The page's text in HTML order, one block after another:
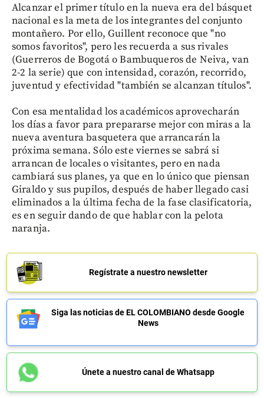
Alcanzar el primer título en la nueva era del básquet
nacional es la meta de los integrantes del conjunto
montañero. Por ello, Guillent reconoce que "no
somos favoritos", pero les recuerda a sus rivales
(Guerreros de Bogotá o Bambuqueros de Neiva, van
2-2 la serie) que con intensidad, corazón, recorrido,
juventud y efectividad "también se alcanzan títulos".
Con esa mentalidad los académicos aprovecharán
los días a favor para prepararse mejor con miras a la
nueva aventura basquetera que arrancarán la
próxima semana. Sólo este viernes se sabrá si
arrancan de locales o visitantes, pero en nada
cambiará sus planes, ya que en lo único que piensan
Giraldo y sus pupilos, después de haber llegado casi
eliminados a la última fecha de la fase clasificatoria,
es en seguir dando de que hablar con la pelota
naranja.
Regístrate a nuestro newsletter
Siga las noticias de EL COLOMBIANO desde Google
News
Únete a nuestro canal de Whatsapp